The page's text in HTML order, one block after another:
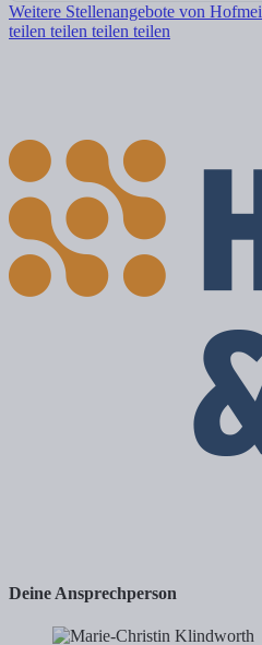
Weitere Stellenangebote von
teilen teilen teilen teilen
Deine Ansprechperson